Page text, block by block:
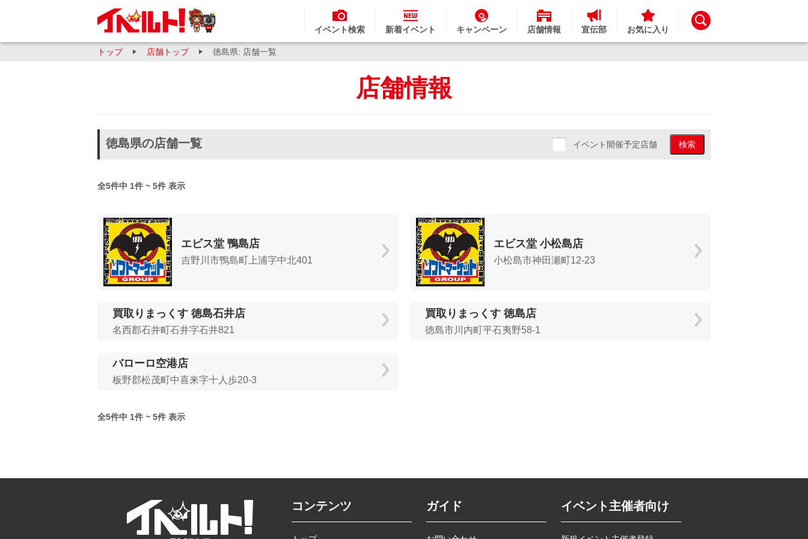
イベント検索 新着イベント キャンペーン 店舗情報 宣伝部 お気に入り
トップ 店舗トップ 徳島県: 店舗一覧
店舗情報
徳島県の店舗一覧 イベント開催予定店舗 検索
全5件中 1件 ~ 5件 表示
エビス堂 鴨島店
吉野川市鴨島町上浦字中北401
エビス堂 小松島店
小松島市神田瀬町12-23
買取りまっくす 徳島石井店
名西郡石井町石井字石井821
買取りまっくす 徳島店
徳島市川内町平石夷野58-1
バローロ空港店
板野郡松茂町中喜来字十人歩20-3
全5件中 1件 ~ 5件 表示
コンテンツ ガイド イベント主催者向け